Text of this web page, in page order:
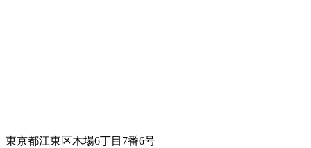
東京都江東区木場6丁目7番6号